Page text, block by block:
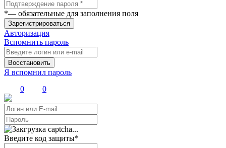
*— обязательные для заполнения поля
Зарегистрироваться
Авторизация
Вспомнить пароль
Восстановить
Я вспомнил пароль
0
0
Введите код защиты*